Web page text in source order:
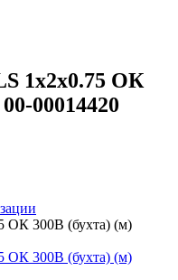
1х2х0.75 ОК
00014420
ОК 300В (бухта) (м)